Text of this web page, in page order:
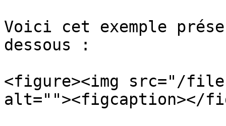
Voici cet exemple
dessous :
<figure><img src="/files/
alt=""><figcaption></